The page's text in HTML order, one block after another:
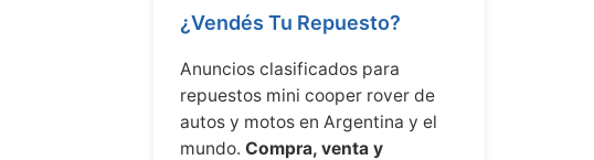
¿Vendés Tu Repuesto?
Anuncios clasificados para
repuestos mini cooper rover de
autos y motos en Argentina y el
mundo. Compra, venta y